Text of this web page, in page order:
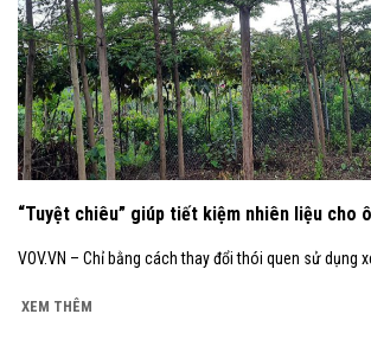
“Tuyệt chiêu” giúp tiết kiệm nhiên liệu cho
VOV.VN – Chỉ bằng cách thay đổi thói quen sử dụng
XEM THÊM